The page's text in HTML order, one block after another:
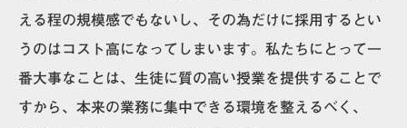
える程の規模感でもないし、その為だけに採用するとい
うのはコスト高になってしまいます。私たちにとって一
番大事なことは、生徒に質の高い授業を提供することで
すから、 本来の業務に集中できる環境を整えるべく、